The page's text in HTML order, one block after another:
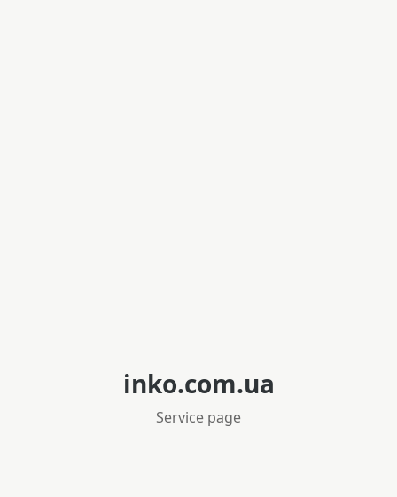
inko.com.ua
Service page